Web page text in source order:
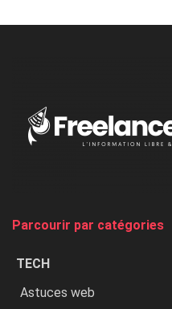
Parcourir par catégories
TECH
Astuces web